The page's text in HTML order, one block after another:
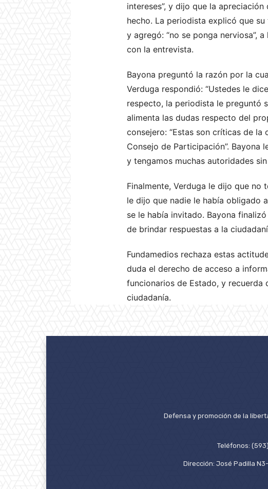
intereses”, y dijo que la
hecho. La periodista explicó que
y agregó: “no se ponga nerviosa”,
con la entrevista.
Bayona preguntó la razón por la
Verduga respondió: “Ustedes le
respecto, la periodista le preguntó
alimenta las dudas respecto del
consejero: “Estas son críticas de
Consejo de Participación”. Bayona
y tengamos muchas autoridades
Finalmente, Verduga le dijo que
le dijo que nadie le había obligado
se le había invitado. Bayona
de brindar respuestas a la
Fundamedios rechaza estas
duda el derecho de acceso a
funcionarios de Estado, y recuerda
ciudadanía.
Defensa y promoción de la
Teléfonos:
Dirección: José Padilla